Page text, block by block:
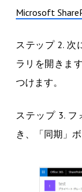
Microsoft
ステップ 2. 次
ラリを開きま
つけます。
ステップ 3.
き、「同期」